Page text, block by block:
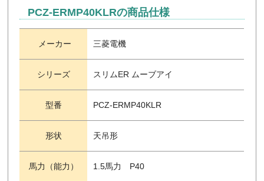
PCZ-ERMP40KLRの商品仕様
メーカー 三菱電機
シリーズ スリムER ムーブアイ
型番 PCZ-ERMP40KLR
形状 天吊形
馬力（能力） 1.5馬力 P40